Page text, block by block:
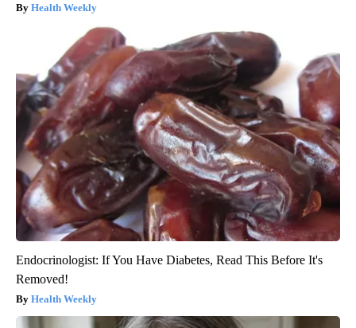
Health Weekly
Endocrinologist: If You Have Diabetes, Read This Before It's
Removed!
Health Weekly